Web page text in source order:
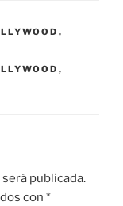
,
,
publicada.
con *